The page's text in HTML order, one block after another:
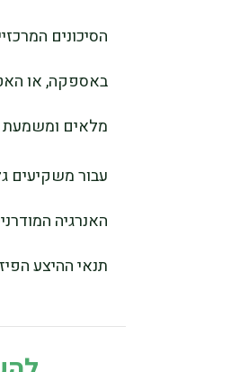
הסיכונים
באספקה, או
מלאים ומשמעת
עבור משקיעים
האנרגיה
תנאי ההיצע